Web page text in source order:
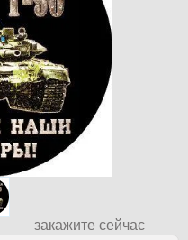
закажите сейчас